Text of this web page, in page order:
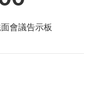
會議告示板